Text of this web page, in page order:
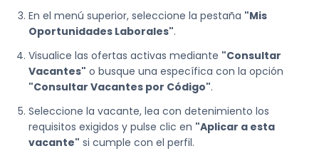
En el menú superior, seleccione la pestaña "Mis
Oportunidades Laborales".
Visualice las ofertas activas mediante "Consultar
Vacantes" o busque una específica con la opción
"Consultar Vacantes por Código".
Seleccione la vacante, lea con detenimiento los
requisitos exigidos y pulse clic en "Aplicar a esta
vacante" si cumple con el perfil.